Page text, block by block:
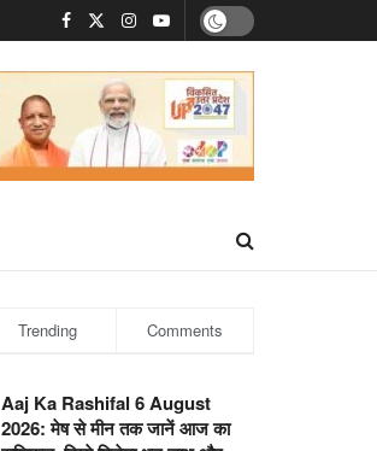
Trending Comments
Aaj Ka Rashifal 6 August
2026: मेष से मीन तक जानें आज का